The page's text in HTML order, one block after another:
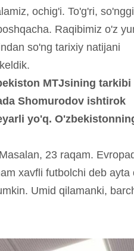
ochig'i. To'g'ri,
Raqibimiz o'z
so'ng tarixiy natijani
MTJsining tarkibi
Shomurodov ishtirok
yo'q.
23 raqam.
xavfli futbolchi deb ayta
Umid qilamanki,